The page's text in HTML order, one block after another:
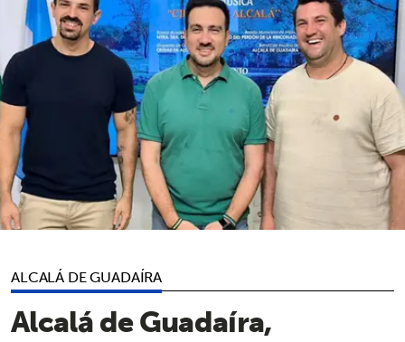
ALCALÁ DE GUADAÍRA
​Alcalá de Guadaíra,